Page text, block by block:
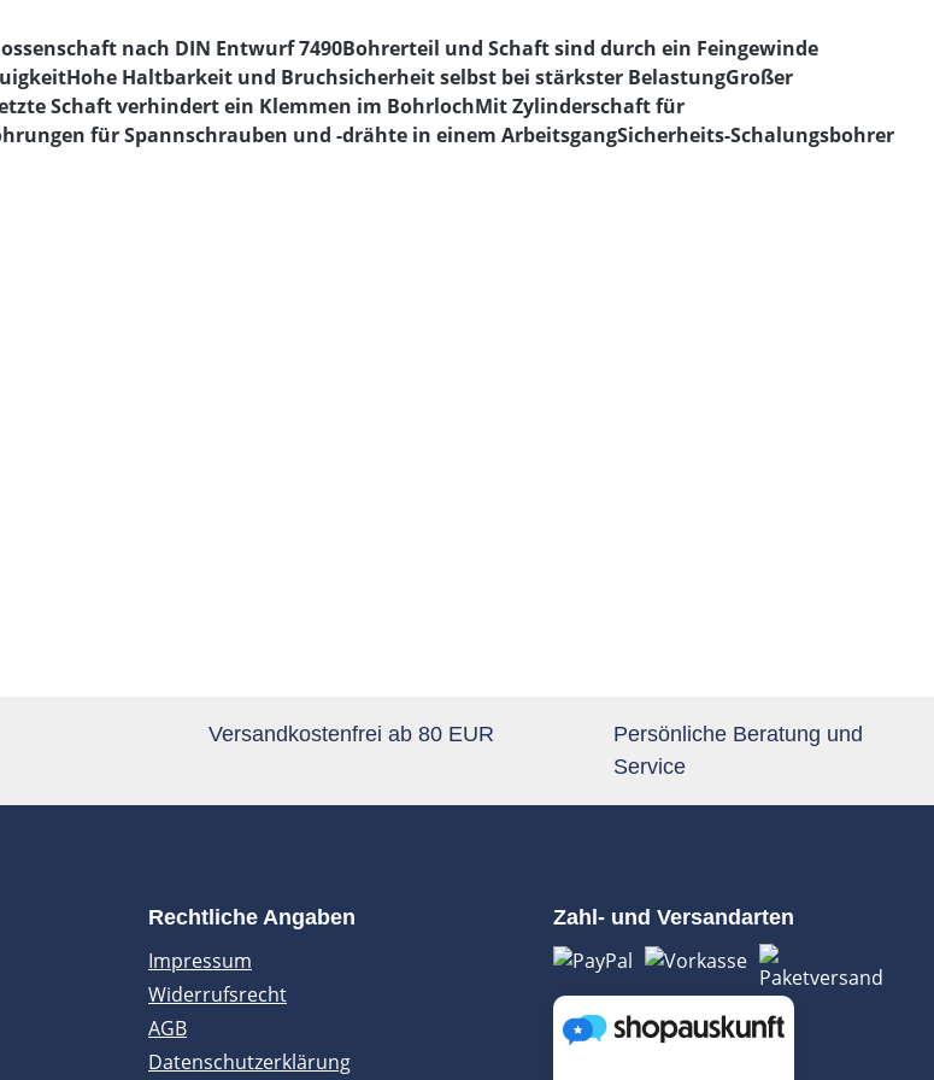
nach DIN Entwurf 7490Bohrerteil und Schaft sind durch ein Feingewinde
Haltbarkeit und Bruchsicherheit selbst bei stärkster BelastungGroßer
Schaft verhindert ein Klemmen im BohrlochMit Zylinderschaft für
für Spannschrauben und -drähte in einem ArbeitsgangSicherheits-Schalungsbohrer
Versandkostenfrei ab 80 EUR
Persönliche Beratung und
Service
Rechtliche Angaben
Impressum
Widerrufsrecht
AGB
Datenschutzerklärung
Zahl- und Versandarten